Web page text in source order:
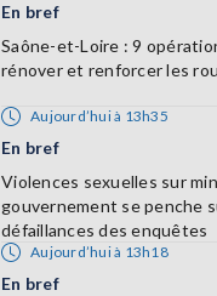
En bref
Saône-et-Loire : 9
rénover et renforcer les
Aujourd’hui à 13h35
En bref
Violences sexuelles sur
gouvernement se penche
défaillances des enquêtes
Aujourd’hui à 13h18
En bref